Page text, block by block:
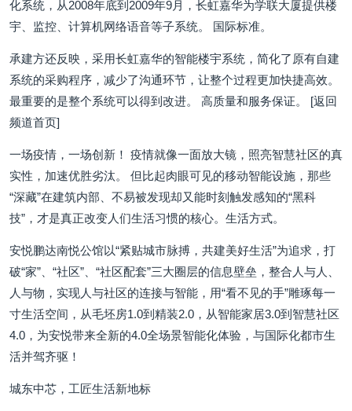
化系统，从2008年底到2009年9月，长虹嘉华为学联大厦提供楼
宇、监控、计算机网络语音等子系统。 国际标准。
承建方还反映，采用长虹嘉华的智能楼宇系统，简化了原有自建
系统的采购程序，减少了沟通环节，让整个过程更加快捷高效。
最重要的是整个系统可以得到改进。 高质量和服务保证。 [返回
频道首页]
一场疫情，一场创新！ 疫情就像一面放大镜，照亮智慧社区的真
实性，加速优胜劣汰。 但比起肉眼可见的移动智能设施，那些
“深藏”在建筑内部、不易被发现却又能时刻触发感知的“黑科
技”，才是真正改变人们生活习惯的核心。生活方式。
安悦鹏达南悦公馆以“紧贴城市脉搏，共建美好生活”为追求，打
破“家”、“社区”、“社区配套”三大圈层的信息壁垒，整合人与人、
人与物，实现人与社区的连接与智能，用“看不见的手”雕琢每一
寸生活空间，从毛坯房1.0到精装2.0，从智能家居3.0到智慧社区
4.0，为安悦带来全新的4.0全场景智能化体验，与国际化都市生
活并驾齐驱！
城东中芯，工匠生活新地标